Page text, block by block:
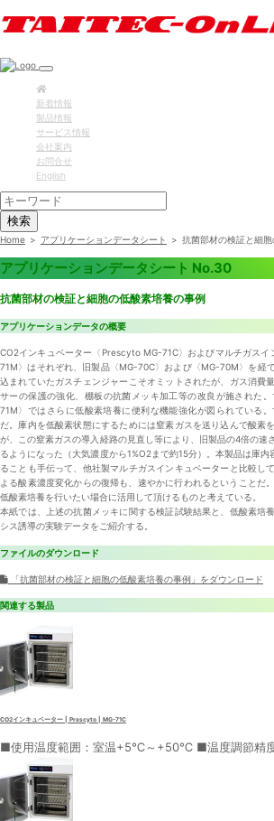
新着情報
製品情報
サービス情報
会社案内
お問合せ
English
検索
Home > アプリケーションデータシート > 抗菌部材の検証と細
アプリケーションデータシート No.30
抗菌部材の検証と細胞の低酸素培養の事例
アプリケーションデータの概要
CO2インキュベーター〈Prescyto MG-71C〉およびマルチガス
71M〉はそれぞれ、旧製品〈MG-70C〉および〈MG-70M〉を経
込まれていたガスチェンジャーこそオミットされたが、ガス消費
サーの保護の強化、棚板の抗菌メッキ加工等の改良が施された
71M〉ではさらに低酸素培養に便利な機能強化が図られている。
だ。庫内を低酸素状態にするためには窒素ガスを送り込んで酸素
が、この窒素ガスの導入経路の見直し等により、旧製品の4倍の速
るようになった（大気濃度から1%O2まで約15分）。本製品は庫
ることも手伝って、他社製マルチガスインキュベーターと比較し
よる酸素濃度変化からの復帰も、速やかに行われるということだ
低酸素培養を行いたい場合に活用して頂けるものと考えている。
本紙では、上述の抗菌メッキに関する検証試験結果と、低酸素培
シス誘導の実験データをご紹介する。
ファイルのダウンロード
「抗菌部材の検証と細胞の低酸素培養の事例」をダウンロード
関連する製品
CO2インキュベーター | Prescyto | MG-71C
■使用温度範囲：室温+5℃～+50℃ ■温度調節精